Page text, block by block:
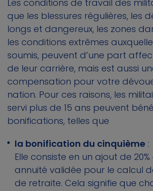
Les conditions de travail des
que les blessures régulières, les
longs et dangereux, les zones
les conditions extrêmes
soumis, peuvent d’une part
de leur carrière, mais est aussi
compensation pour votre
nation. Pour ces raisons, les
servi plus de 15 ans peuvent
bonifications, telles que
la bonification du cinquième :
Elle consiste en un ajout de
annuité validée pour le calcul
de retraite. Cela signifie que